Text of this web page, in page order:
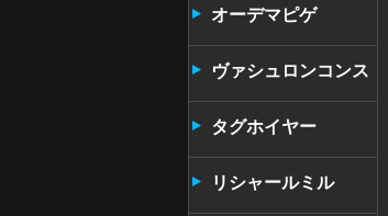
オーデマピゲ
ヴァシュロンコンス
タンタン
タグホイヤー
リシャールミル